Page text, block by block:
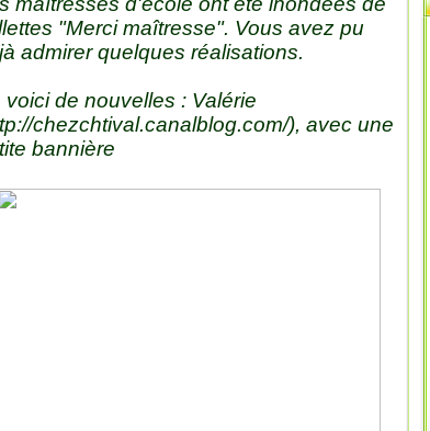
"Merci maîtresse". Vous avez pu
admirer quelques réalisations.
voici de nouvelles : Valérie
chezchtival.canalblog.com/), avec une
bannière